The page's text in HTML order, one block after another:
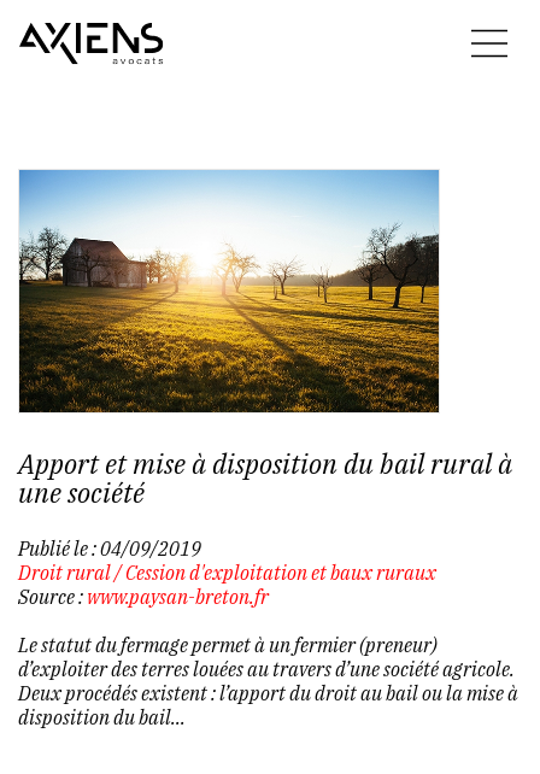
Apport et mise à disposition du bail rural à
une société
Publié le :04/09/2019
Droit rural/Cession d'exploitation et baux ruraux
Source : www.paysan-breton.fr
Le statut du fermage permet à un fermier (preneur)
d’exploiter des terres louées au travers d’une société agricole.
Deux procédés existent : l’apport du droit au bail ou la mise à
disposition du bail...